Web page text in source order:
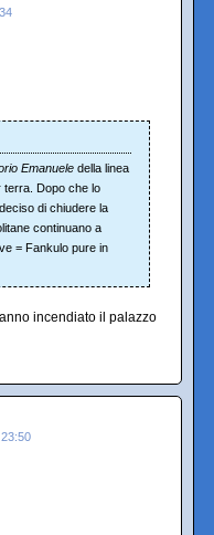
Emanuele della linea
terra. Dopo che lo
di chiudere la
continuano a
= Fankulo pure in
incendiato il palazzo